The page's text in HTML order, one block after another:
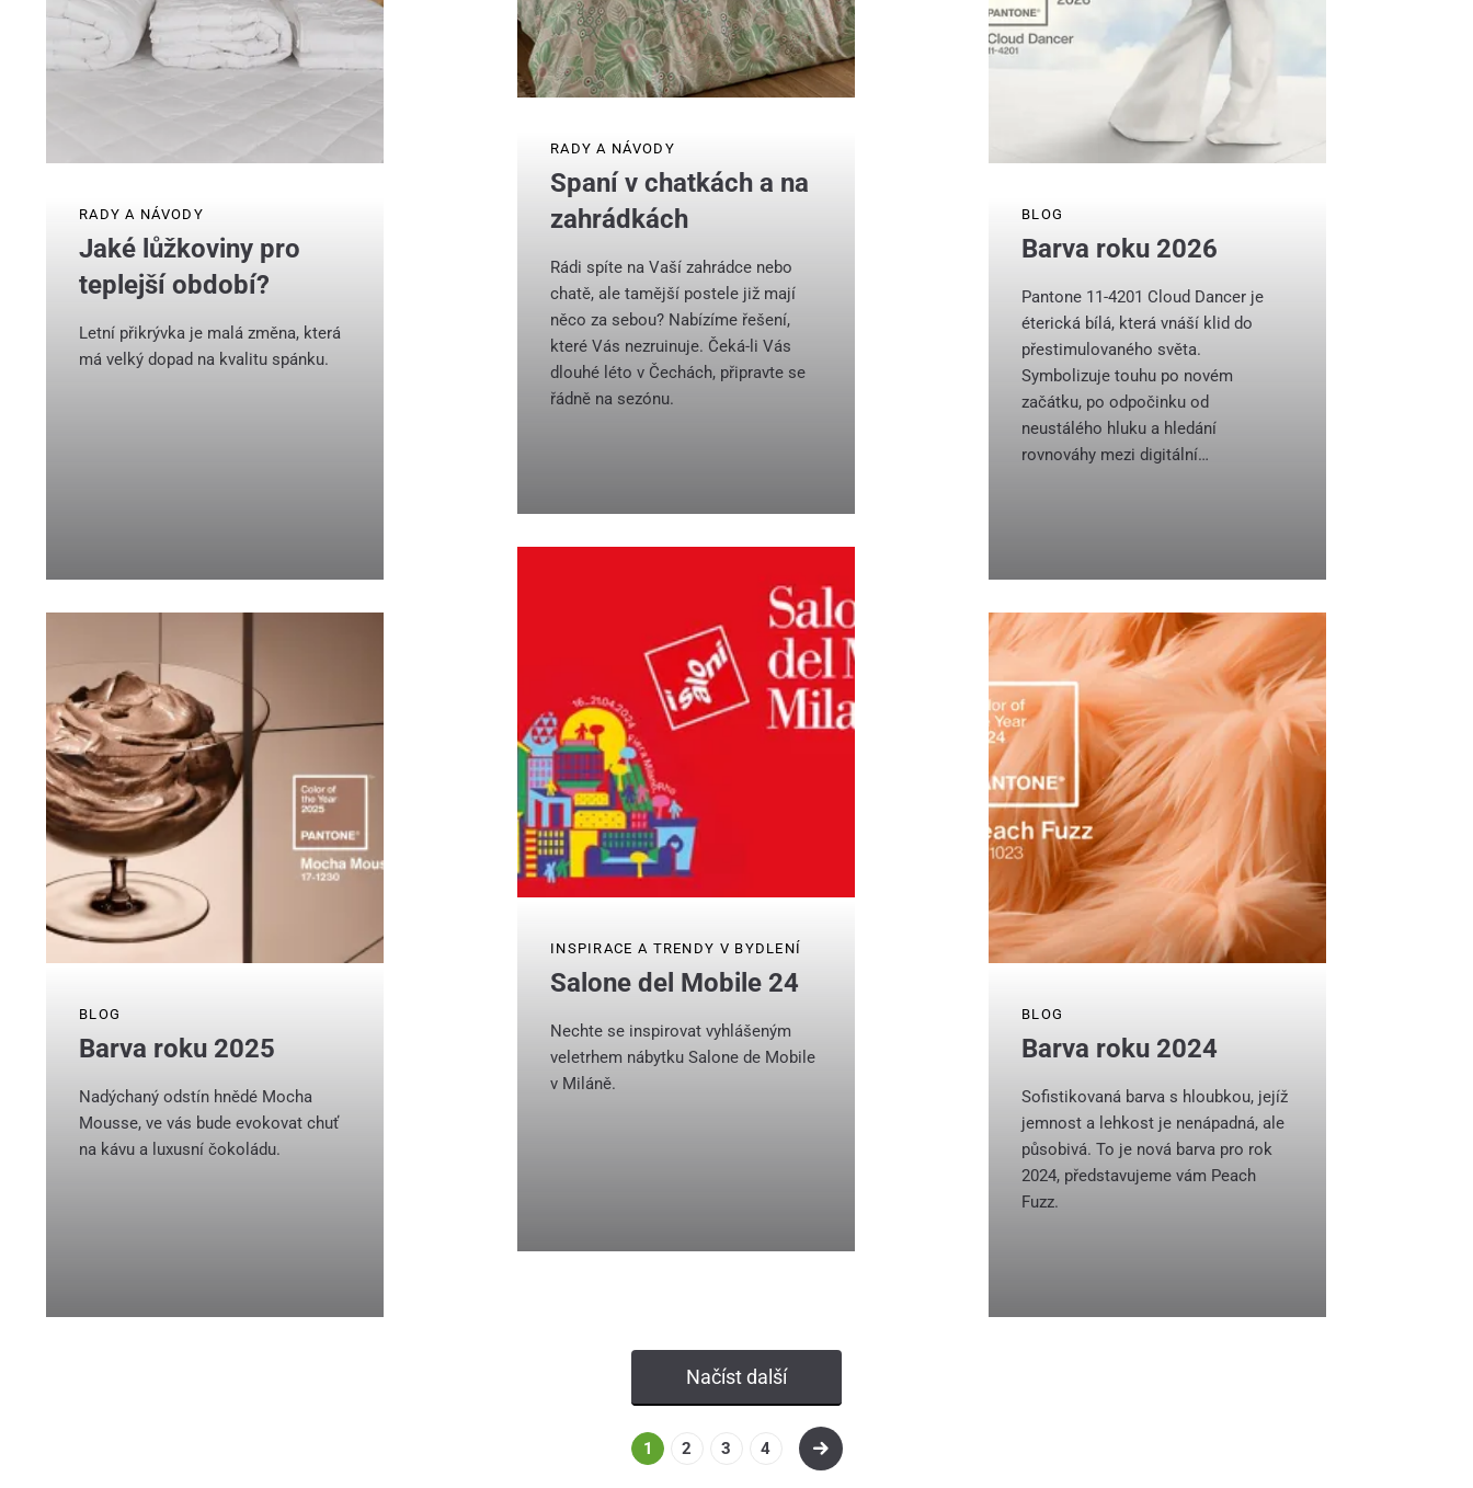
RADY A NÁVODY
Jaké lůžkoviny pro
teplejší období?
Letní přikrývka je malá změna, která
má velký dopad na kvalitu spánku.
RADY A NÁVODY
Spaní v chatkách a na
zahrádkách
Rádi spíte na Vaší zahrádce nebo
chatě, ale tamější postele již mají
něco za sebou? Nabízíme řešení,
které Vás nezruinuje. Čeká-li Vás
dlouhé léto v Čechách, připravte se
řádně na sezónu.
BLOG
Barva roku 2026
Pantone 11-4201 Cloud Dancer je
éterická bílá, která vnáší klid do
přestimulovaného světa.
Symbolizuje touhu po novém
začátku, po odpočinku od
neustálého hluku a hledání
rovnováhy mezi digitální…
BLOG
Barva roku 2025
Nadýchaný odstín hnědé Mocha
Mousse, ve vás bude evokovat chuť
na kávu a luxusní čokoládu.
INSPIRACE A TRENDY V BYDLENÍ
Salone del Mobile 24
Nechte se inspirovat vyhlášeným
veletrhem nábytku Salone de Mobile
v Miláně.
BLOG
Barva roku 2024
Sofistikovaná barva s hloubkou, jejíž
jemnost a lehkost je nenápadná, ale
působivá. To je nová barva pro rok
2024, představujeme vám Peach
Fuzz.
Načíst další
1 2 3 4